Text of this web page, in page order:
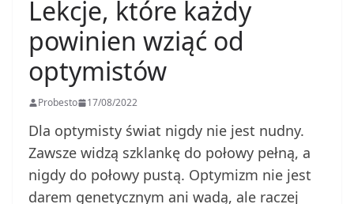
Lekcje, które każdy
powinien wziąć od
optymistów
Probesto 17/08/2022
Dla optymisty świat nigdy nie jest nudny.
Zawsze widzą szklankę do połowy pełną, a
nigdy do połowy pustą. Optymizm nie jest
darem genetycznym ani wadą, ale raczej